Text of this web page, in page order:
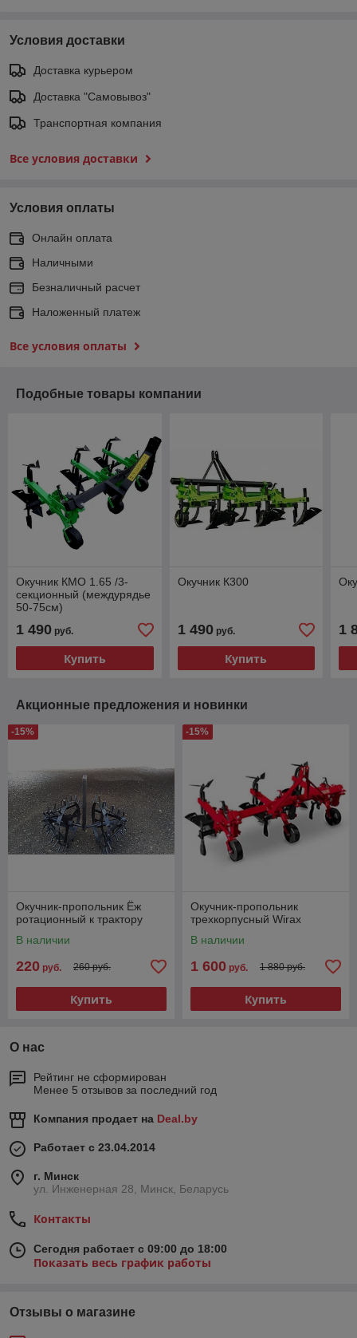
Условия доставки
Доставка курьером
Доставка "Самовывоз"
Транспортная компания
Все условия доставки
Условия оплаты
Онлайн оплата
Наличными
Безналичный расчет
Наложенный платеж
Все условия оплаты
Подобные товары компании
Окучник КМО 1.65 /3-
секционный (междурядье
50-75см)
1 490 руб.
Купить
Окучник К300
1 490руб.
Купить
1
Акционные предложения и новинки
-15%
Окучник-пропольник Ёж
ротационный к трактору
В наличии
220 руб. 260 руб.
Купить
-15%
Окучник-пропольник
трехкорпусный Wirax
В наличии
1 600 руб. 1 880 руб.
Купить
О нас
Рейтинг не сформирован
Менее 5 отзывов за последний год
Компания продает на Deal.by
Работает с 23.04.2014
г. Минск
ул. Инженерная 28, Минск, Беларусь
Контакты
Сегодня работает с 09:00 до 18:00
Показать весь график работы
Отзывы о магазине